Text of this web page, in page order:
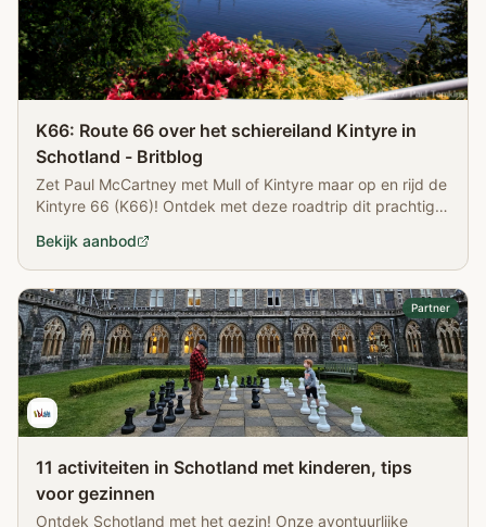
K66: Route 66 over het schiereiland Kintyre in
Schotland - Britblog
Zet Paul McCartney met Mull of Kintyre maar op en rijd de
Kintyre 66 (K66)! Ontdek met deze roadtrip dit prachtige
Bekijk aanbod
Partner
11 activiteiten in Schotland met kinderen, tips
voor gezinnen
Ontdek Schotland met het gezin! Onze avontuurlijke